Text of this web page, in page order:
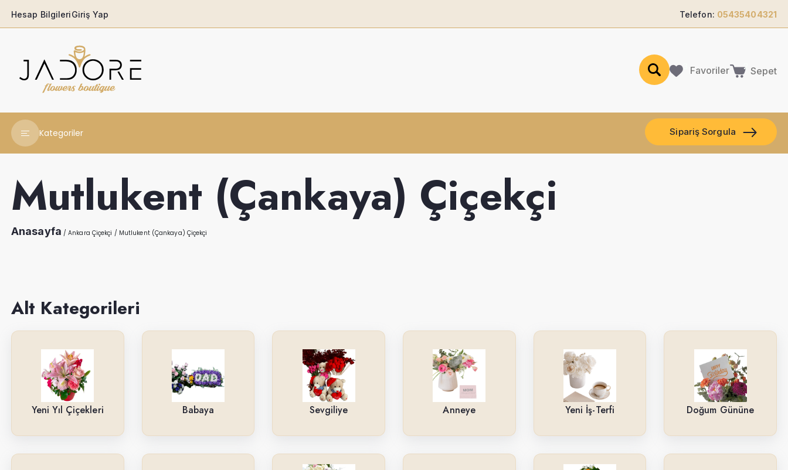
Hesap BilgileriGiriş Yap Telefon: 05435404321
Favoriler Sepet
Kategoriler
Babaya
Yeni İş-Terfi
Kutuda Çiçekler
Doğum Gününe
Düğün & Açılış Çelenkleri
Sipariş Sorgula
Mutlukent (Çankaya) Çiçekçi
Anasayfa / Ankara Çiçekçi / Mutlukent (Çankaya) Çiçekçi
Alt Kategorileri
Yeni Yıl Çiçekleri Babaya Sevgiliye Anneye Yeni İş-Terfi Doğum Gününe